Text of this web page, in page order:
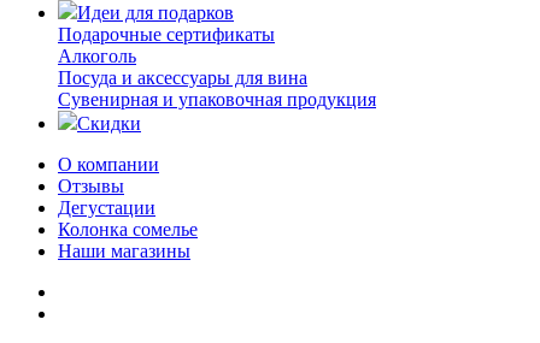
Идеи для подарков
Подарочные сертификаты
Алкоголь
Посуда и аксессуары для вина
Сувенирная и упаковочная продукция
Скидки
О компании
Отзывы
Дегустации
Колонка сомелье
Наши магазины